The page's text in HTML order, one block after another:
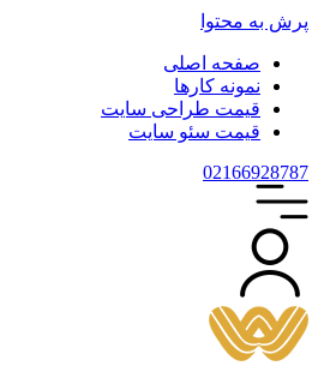
پرش به محتوا
صفحه اصلی
نمونه کارها
قیمت طراحی سایت
قیمت سئو سایت
02166928787